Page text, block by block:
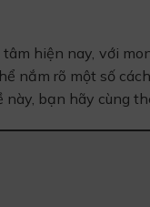
hiện nay, với
nắm rõ một số
bạn hãy cùng